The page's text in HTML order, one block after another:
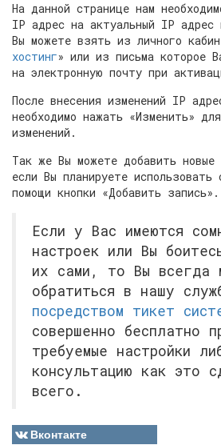
На данной странице нам
IP адрес на актуальный IP адрес
Вы можете взять из личного
хостинг» или из письма которое
на электронную почту при
После внесения изменений IP
необходимо нажать «Изменить»
изменений.
Так же Вы можете добавить новые
если Вы планируете использовать
помощи кнопки «Добавить запись».
Если у Вас имеются
настроек или Вы
их сами, то Вы всегда
обратиться в нашу
посредством тикет
совершенно бесплатно
требуемые настройки
консультацию как это
всего.
Вконтакте